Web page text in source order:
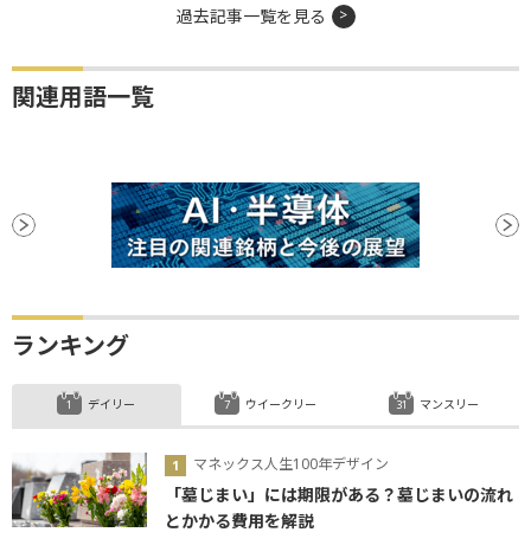
過去記事一覧を見る
関連用語一覧
ランキング
デイリー
マネックス人生100年デザイン
「墓じまい」には期限がある？墓じまいの流れ
とかかる費用を解説
ウイークリー マンスリー